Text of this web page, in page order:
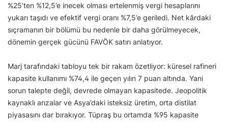
%25’ten %12,5’e inecek olması ertelenmiş vergi hesaplarını
yukarı taşıdı ve efektif vergi oranı %7,5’e geriledi. Net kârdaki
sıçramanın bir bölümü bu nedenle bir daha görülmeyecek,
dönemin gerçek gücünü FAVÖK satırı anlatıyor.
Marj tarafındaki tabloyu tek bir rakam özetliyor: küresel rafineri
kapasite kullanımı %74,4 ile geçen yılın 7 puan altında. Yani
sorun talepte değil, devrede olmayan kapasitede. Jeopolitik
kaynaklı arızalar ve Asya’daki isteksiz üretim, orta distilat
piyasasını dar bırakıyor. Tüpraş bu ortamda %95 kapasite